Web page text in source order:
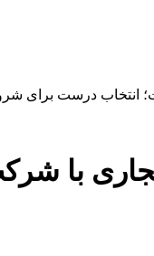
انتخاب درست برای
با